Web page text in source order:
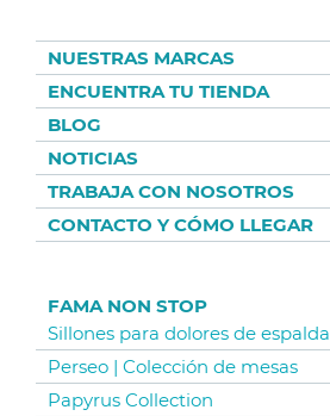
NUESTRAS MARCAS
ENCUENTRA TU TIENDA
BLOG
NOTICIAS
TRABAJA CON NOSOTROS
CONTACTO Y CÓMO LLEGAR
FAMA NON STOP
Sillones para dolores de espalda
Perseo | Colección de mesas
Papyrus Collection